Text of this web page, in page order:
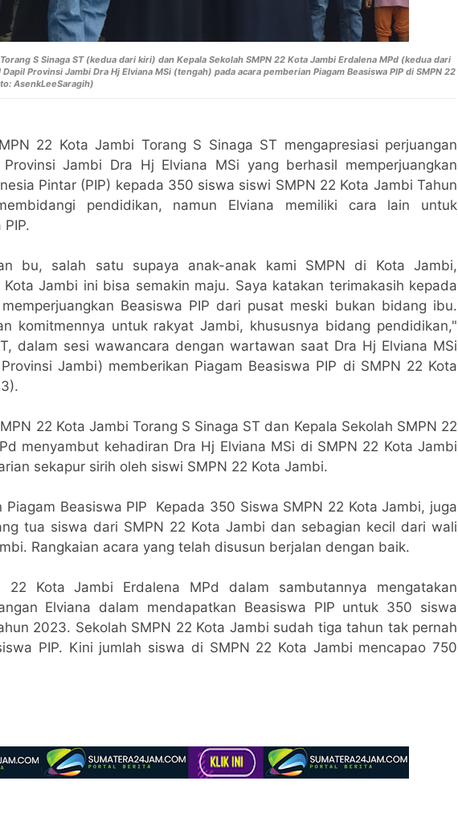
S Sinaga ST (kedua dari kiri) danKepala Sekolah SMPN 22 Kota Jambi Erdalena MPd (kedua dari
Provinsi Jambi Dra Hj Elviana MSi (tengah) pada acara pemberian Piagam Beasiswa PIP di SMPN 22
AsenkLeeSaragih)
22 Kota Jambi Torang S Sinaga ST mengapresiasi perjuangan
Jambi Dra Hj Elviana MSi yang berhasil memperjuangkan
Pintar (PIP) kepada 350 siswa siswi SMPN 22 Kota Jambi Tahun
pendidikan, namun Elviana memiliki cara lain untuk
bu, salah satu supaya anak-anak kami SMPN di Kota Jambi,
Jambi ini bisa semakin maju. Saya katakan terimakasih kepada
Beasiswa PIP dari pusat meski bukan bidang ibu.
komitmennya untuk rakyat Jambi, khususnya bidang pendidikan,"
dalam sesi wawancara dengan wartawan saat Dra Hj Elviana MSi
Jambi) memberikan Piagam Beasiswa PIP di SMPN 22 Kota
22 Kota Jambi Torang S Sinaga ST dan Kepala Sekolah SMPN 22
menyambut kehadiran Dra Hj Elviana MSi di SMPN 22 Kota Jambi
sekapur sirih oleh siswi SMPN 22 Kota Jambi.
Piagam Beasiswa PIP Kepada 350 Siswa SMPN 22 Kota Jambi, juga
tua siswa dari SMPN 22 Kota Jambi dan sebagian kecil dari wali
Rangkaian acara yang telah disusun berjalan dengan baik.
22 Kota Jambi Erdalena MPd dalam sambutannya mengatakan
Elviana dalam mendapatkan Beasiswa PIP untuk 350 siswa
2023. Sekolah SMPN 22 Kota Jambi sudah tiga tahun tak pernah
PIP. Kini jumlah siswa di SMPN 22 Kota Jambi mencapao 750